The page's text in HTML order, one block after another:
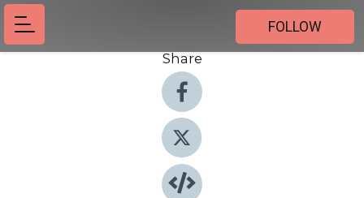
FOLLOW
Share